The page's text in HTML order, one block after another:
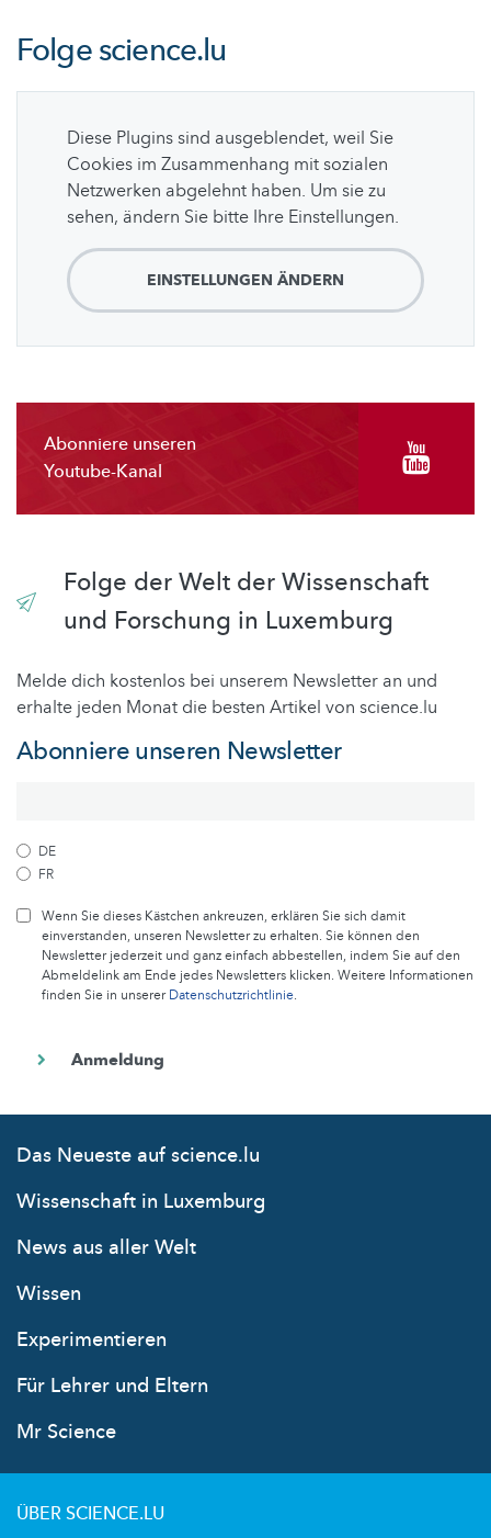
Folgescience.lu
Diese Plugins sind ausgeblendet, weil Sie
Cookies im Zusammenhang mit sozialen
Netzwerken abgelehnt haben. Um sie zu
sehen, ändern Sie bitte Ihre Einstellungen.
EINSTELLUNGEN ÄNDERN
Abonniere unseren
Youtube-Kanal
Folge der Welt der Wissenschaft
und Forschung in Luxemburg
Melde dich kostenlos bei unserem Newsletter an und
erhalte jeden Monat die besten Artikel von science.lu
Abonniere unseren Newsletter
DE
FR
Wenn Sie dieses Kästchen ankreuzen, erklären Sie sich damit
einverstanden, unseren Newsletter zu erhalten. Sie können den
Newsletter jederzeit und ganz einfach abbestellen, indem Sie auf den
Abmeldelink am Ende jedes Newsletters klicken. Weitere Informationen
finden Sie in unsererDatenschutzrichtlinie.
Das Neueste auf science.lu
Wissenschaft in Luxemburg
News aus aller Welt
Wissen
Experimentieren
Für Lehrer und Eltern
Mr Science
ÜBER SCIENCE.LU